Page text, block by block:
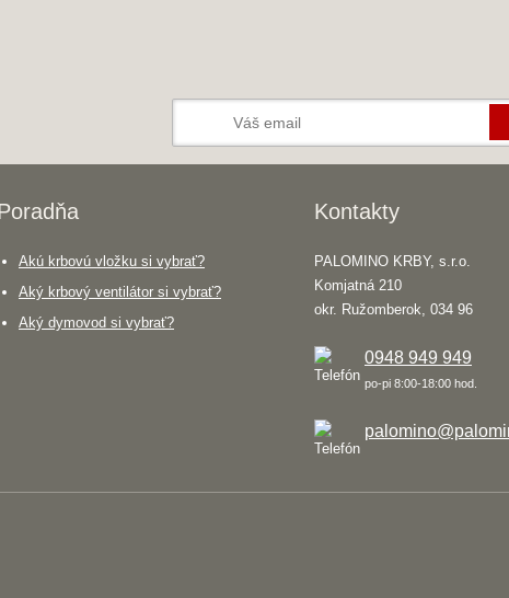
Akú krbovú vložku si vybrať?
Aký krbový ventilátor si vybrať?
Aký dymovod si vybrať?
Kontakty
PALOMINO KRBY, s.r.o.
Komjatná 210
okr. Ružomberok, 034 96
0948 949 949
po-pi 8:00-18:00 hod.